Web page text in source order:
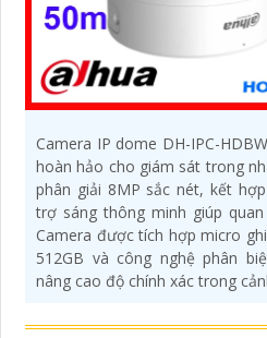
Camera IP dome DH-IPC-
hoàn hảo cho giám sát trong
phân giải 8MP sắc nét, kết
trợ sáng thông minh giúp
Camera được tích hợp micro
512GB và công nghệ phân
nâng cao độ chính xác trong